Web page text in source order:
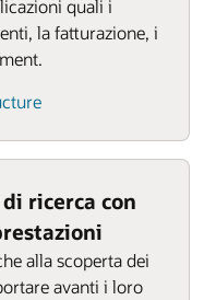
quali i
la fatturazione, i
ricerca con
alla scoperta dei
avanti i loro